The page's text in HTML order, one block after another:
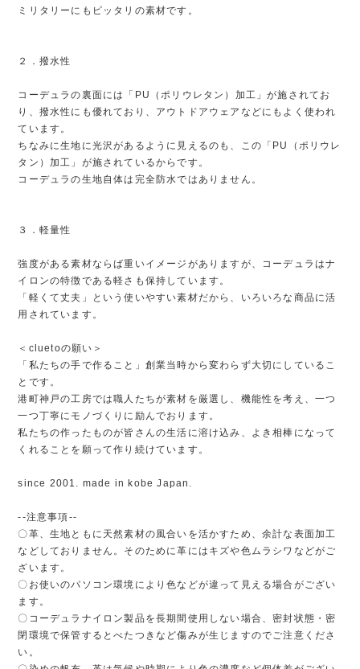
ミリタリーにもピッタリの素材です。
２．撥水性
コーデュラの裏面には「PU（ポリウレタン）加工」が施されてお
り、撥水性にも優れており、アウトドアウェアなどにもよく使われ
ています。
ちなみに生地に光沢があるように見えるのも、この「PU（ポリウレ
タン）加工」が施されているからです。
コーデュラの生地自体は完全防水ではありません。
３．軽量性
強度がある素材ならば重いイメージがありますが、コーデュラはナ
イロンの特徴である軽さも保持しています。
「軽くて丈夫」という使いやすい素材だから、いろいろな商品に活
用されています。
＜cluetoの願い＞
「私たちの手で作ること」創業当時から変わらず大切にしているこ
とです。
港町神戸の工房では職人たちが素材を厳選し、機能性を考え、一つ
一つ丁寧にモノづくりに励んでおります。
私たちの作ったものが皆さんの生活に溶け込み、よき相棒になって
くれることを願って作り続けています。
since 2001. made in kobe Japan.
--注意事項--
〇革、生地ともに天然素材の風合いを活かすため、余計な表面加工
などしておりません。そのために革にはキズや色ムラシワなどがご
ざいます。
〇お使いのパソコン環境により色などが違って見える場合がござい
ます。
〇コーデュラナイロン製品を長期間使用しない場合、密封状態・密
閉環境で保管するとべたつきなど傷みが生じますのでご注意くださ
い。